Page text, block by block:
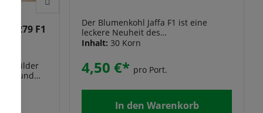
2279 F1
Wilder
und
Der Blumenkohl Jaffa F1 ist eine
leckere Neuheit des
Blumenkohlsortiments. Sogar gegart
Blumenkohlsorte in einem tollen
Orange! Diese Kohlsorte ist ein sehr
Gemüse, das vielseitig in der Küche,
als Rohkost oder gekocht, verwendbar
Inhalt: 30 Korn
4,50 €* pro Port.
In den Warenkorb